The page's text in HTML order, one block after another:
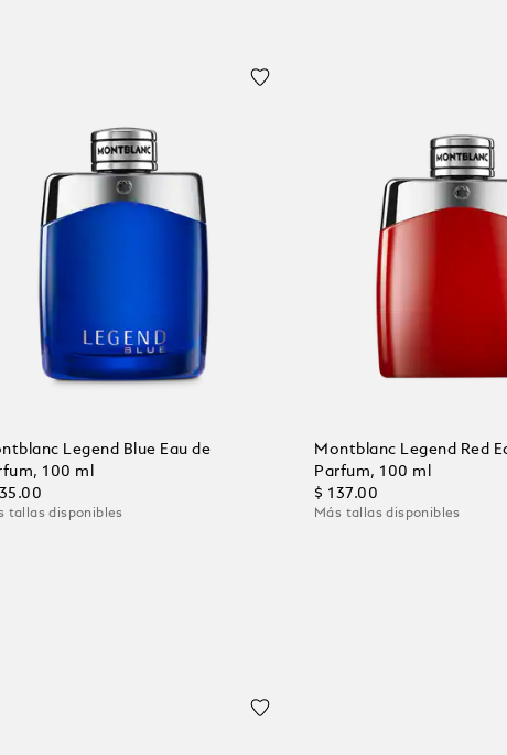
Legend Blue Eau de
100 ml
tallas disponibles
Montblanc Legend Red
Parfum, 100 ml
$ 137.00
Más tallas disponibles